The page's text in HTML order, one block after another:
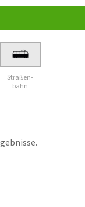
Straßen-
bahn